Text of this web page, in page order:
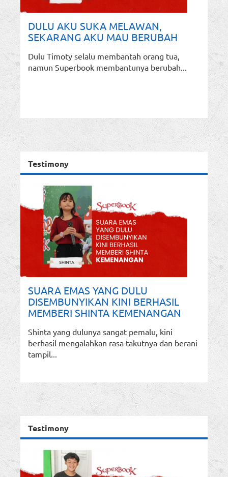
DULU AKU SUKA MELAWAN,
SEKARANG AKU MAU BERUBAH
Dulu Timoty selalu membantah orang tua,
namun Superbook membantunya berubah...
Testimony
SUARA EMAS YANG DULU
DISEMBUNYIKAN KINI BERHASIL
MEMBERI SHINTA KEMENANGAN
Shinta yang dulunya sangat pemalu, kini
berhasil mengalahkan rasa takutnya dan berani
tampil...
Testimony